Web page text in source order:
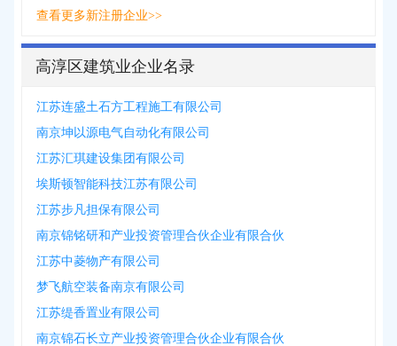
查看更多新注册企业>>
高淳区建筑业企业名录
江苏连盛土石方工程施工有限公司
南京坤以源电气自动化有限公司
江苏汇琪建设集团有限公司
埃斯顿智能科技江苏有限公司
江苏步凡担保有限公司
南京锦铭研和产业投资管理合伙企业有限合伙
江苏中菱物产有限公司
梦飞航空装备南京有限公司
江苏缇香置业有限公司
南京锦石长立产业投资管理合伙企业有限合伙